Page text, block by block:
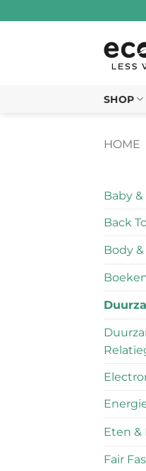
SHOP
HOME
Baby
Back
Body &
Eten &
Fair